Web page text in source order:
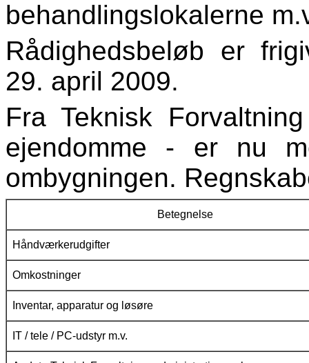
behandlingslokalerne
Rådighedsbeløb er
29. april 2009.
Fra Teknisk
ejendomme - er nu
ombygningen.
Betegnelse
Håndværkerudgifter
Omkostninger
Inventar, apparatur og løsøre
IT / tele / PC-udstyr m.v.